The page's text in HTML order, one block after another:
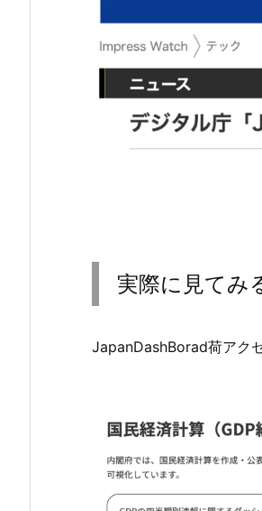
実際に見てみ
JapanDashBorad荷アク